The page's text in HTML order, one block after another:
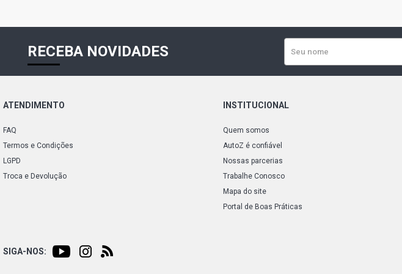
RECEBA NOVIDADES
ATENDIMENTO
FAQ
Termos e Condições
LGPD
Troca e Devolução
INSTITUCIONAL
Quem somos
AutoZ é confiável
Nossas parcerias
Trabalhe Conosco
Mapa do site
Portal de Boas Práticas
SIGA-NOS: